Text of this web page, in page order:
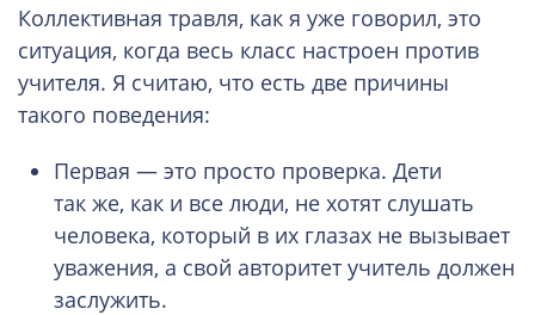
Коллективная травля, как я уже говорил, это
ситуация, когда весь класс настроен против
учителя. Я считаю, что есть две причины
такого поведения:
Первая — это просто проверка. Дети
так же, как и все люди, не хотят слушать
человека, который в их глазах не вызывает
уважения, а свой авторитет учитель должен
заслужить.